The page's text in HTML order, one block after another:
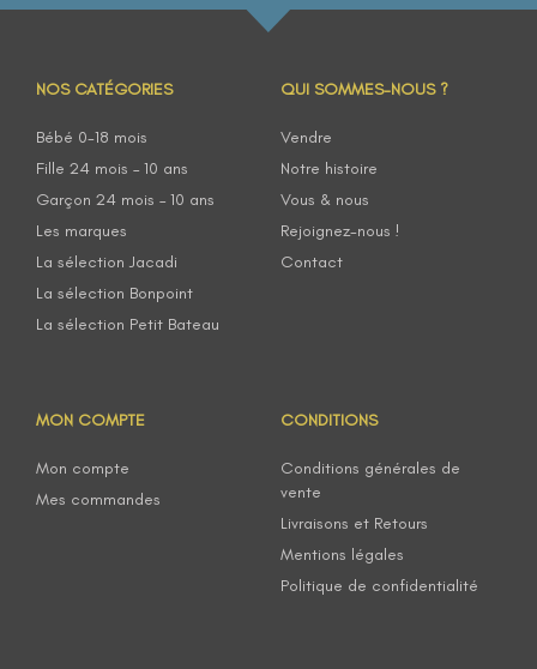
NOS CATÉGORIES
Bébé 0-18 mois
Fille 24 mois – 10 ans
Garçon 24 mois – 10 ans
Les marques
La sélection Jacadi
La sélection Bonpoint
La sélection Petit Bateau
QUI SOMMES-NOUS ?
Vendre
Notre histoire
Vous & nous
Rejoignez-nous !
Contact
MON COMPTE
Mon compte
Mes commandes
CONDITIONS
Conditions générales de
vente
Livraisons et Retours
Mentions légales
Politique de confidentialité